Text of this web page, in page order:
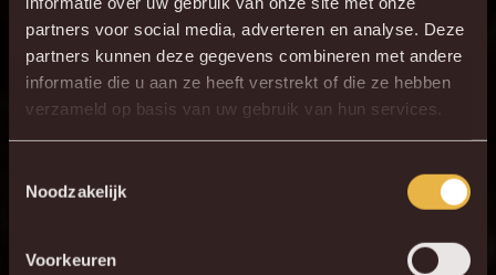
partners voor social media, adverteren en analyse. Deze
partners kunnen deze gegevens combineren met andere
informatie die u aan ze heeft verstrekt of die ze hebben
verzameld op basis van uw gebruik van hun services.
Noodzakelijk
Voorkeuren
uit.”